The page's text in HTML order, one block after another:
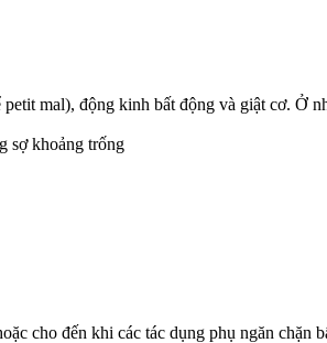
mal), động kinh bất động và giật cơ. Ở
sợ khoảng trống
cho đến khi các tác dụng phụ ngăn chặn